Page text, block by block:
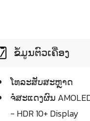
ຂໍ້ມູນຕົວເຄື່ອງ
ໂທລະສັບສະຫຼາດ
ຈໍໍສະແດງຜົນ
- HDR 10+ Display